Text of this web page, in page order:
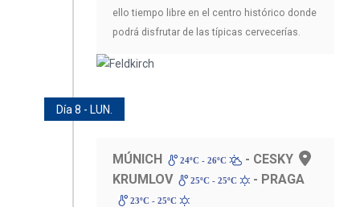
ello tiempo libre en el centro histórico donde
podrá disfrutar de las típicas cervecerías.
Día 8 - LUN.
MÚNICH 24ºC - 26ºC
- CESKY
KRUMLOV
25ºC - 25ºC - PRAGA
23ºC - 25ºC